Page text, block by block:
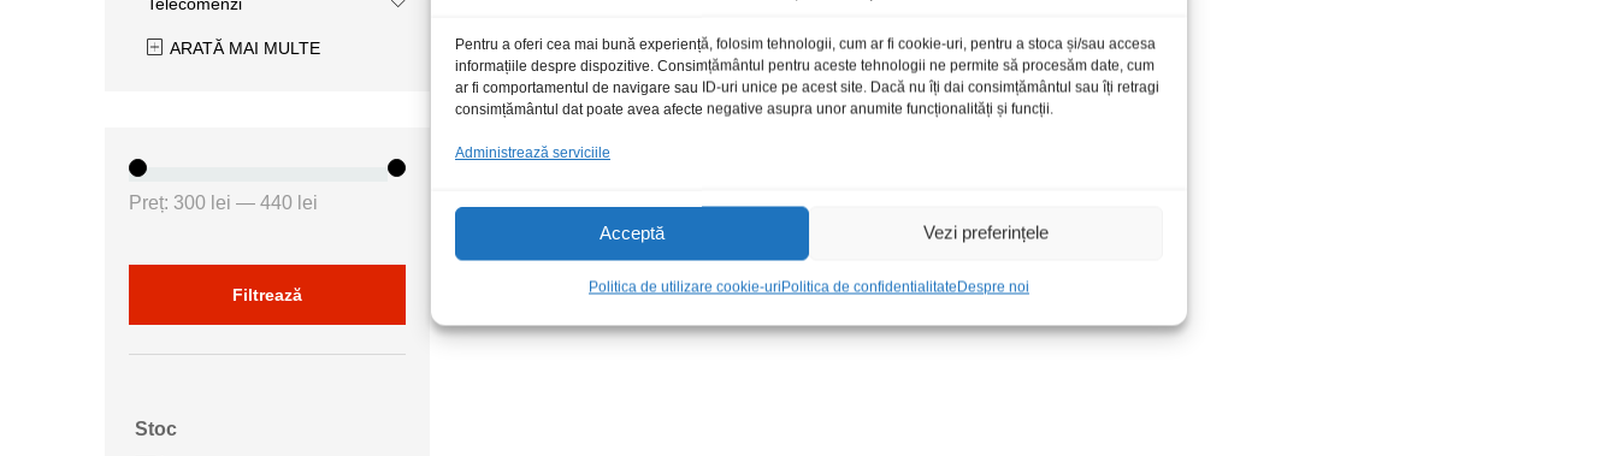
Pentru a oferi cea mai bună experiență, folosim tehnologii, cum ar fi cookie-uri, pentru a stoca și/sau accesa
informațiile despre dispozitive. Consimțământul pentru aceste tehnologii ne permite să procesăm date, cum
ar fi comportamentul de navigare sau ID-uri unice pe acest site. Dacă nu îți dai consimțământul sau îți retragi
consimțământul dat poate avea afecte negative asupra unor anumite funcționalități și funcții.
Administrează serviciile
Acceptă Vezi preferințele
Politica de utilizare cookie-uriPolitica de confidentialitateDespre noi
ARATĂ MAI MULTE
Filtrează
Preț: 300 lei — 440 lei
Stoc